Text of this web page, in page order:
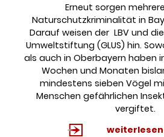
Erneut sorgen
Naturschutzkriminalität in
Darauf weisen der LBV und
Umweltstiftung (GLUS) hin.
als auch in Oberbayern haben
Wochen und Monaten
mindestens sieben Vögel
Menschen gefährlichen
vergiftet.
weiterlesen